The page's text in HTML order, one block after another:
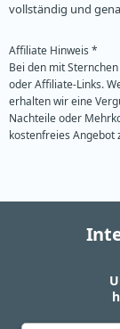
vollständig und
Affiliate Hinweis *
Bei den mit
oder Affiliate-Links.
erhalten wir eine
Nachteile oder
kostenfreies Angebot